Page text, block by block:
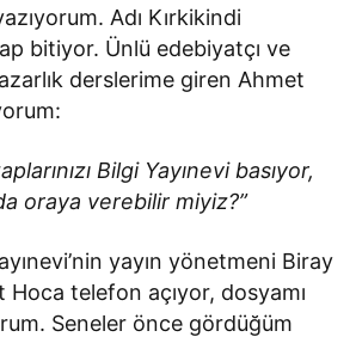
Adı Kırkikindi
bitiyor. Ünlü edebiyatçı ve
derslerime giren Ahmet
Bilgi Yayınevi basıyor,
oraya verebilir miyiz?”
yayın yönetmeni Biray
Hoca telefon açıyor, dosyamı
Seneler önce gördüğüm